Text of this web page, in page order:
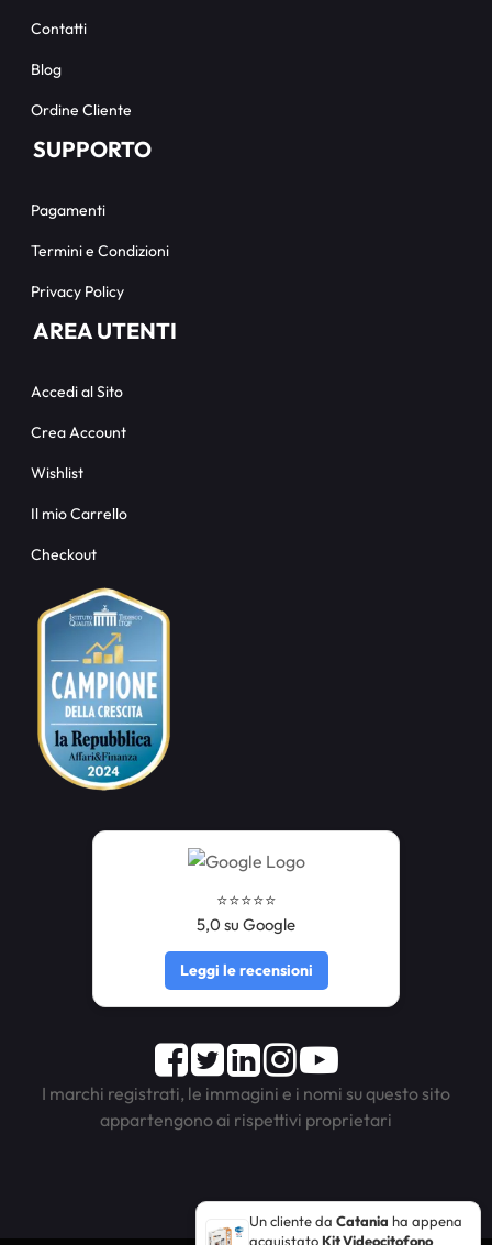
Un cliente da Catania ha appena
acquistatoKit Videocitofono
Contatti
Blog
Ordine Cliente
SUPPORTO
Pagamenti
Termini e Condizioni
Privacy Policy
AREA UTENTI
Accedi al Sito
Crea Account
Wishlist
Il mio Carrello
Checkout
⭐️⭐️⭐️⭐️⭐️
5,0 su Google
Leggi le recensioni
Facebook
TwitterLinkedInInstagram
Youtube
I marchi registrati, le immagini e i nomi su questo sito
appartengono ai rispettivi proprietari